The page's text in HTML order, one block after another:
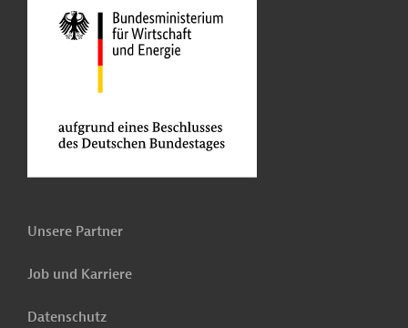
Unsere Partner
Job und Karriere
Datenschutz